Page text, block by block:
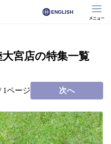
ENGLISH
メニュー
宮店の特集一覧
1ページ 次へ